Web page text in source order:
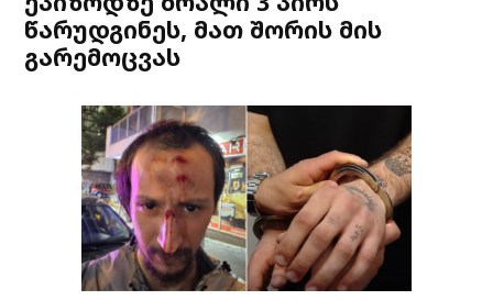
წარუდგინეს, მათ შორის მის
გარემოცვას